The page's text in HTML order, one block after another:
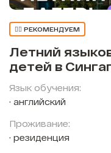
👍🏼 РЕКОМЕНДУЕМ
Летний
детей в
Язык обучения:
английский
Проживание:
резиденция